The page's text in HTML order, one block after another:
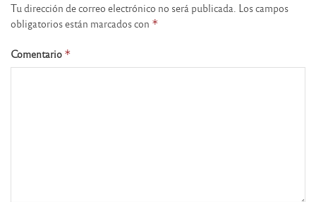
Tu dirección de correo electrónico no será publicada. Los campos
obligatorios están marcados con *
Comentario *